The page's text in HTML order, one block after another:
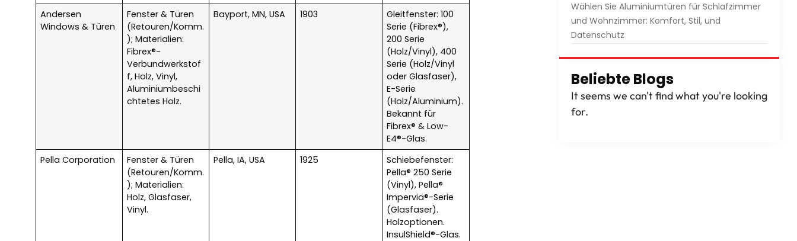
Andersen
Windows & Türen
Fenster & Türen
(Retouren/Komm.
); Materialien:
Fibrex®-
Verbundwerkstof
f, Holz, Vinyl,
Aluminiumbeschi
chtetes Holz.
Bayport, MN, USA 1903
Gleitfenster: 100
Serie (Fibrex®),
200 Serie
(Holz/Vinyl), 400
Serie (Holz/Vinyl
oder Glasfaser),
E-Serie
(Holz/Aluminium).
Bekannt für
Fibrex® & Low-
E4®-Glas.
Pella Corporation
Fenster & Türen
(Retouren/Komm.
); Materialien:
Holz, Glasfaser,
Vinyl.
Pella, IA, USA 1925
Schiebefenster:
Pella® 250 Serie
(Vinyl), Pella®
Impervia®-Serie
(Glasfaser).
Holzoptionen.
InsulShield®-Glas.
Wählen Sie Aluminiumtüren für Schlafzimmer
und Wohnzimmer: Komfort, Stil, und
Datenschutz
Beliebte Blogs
It seems we can't find what you're looking
for.